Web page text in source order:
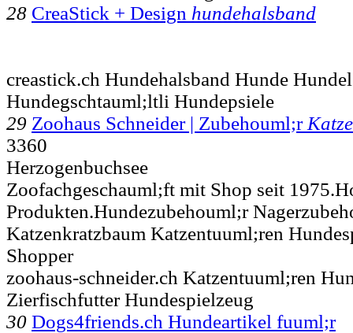
28 CreaStick + Design hundehalsband
creastick.ch Hundehalsband Hunde
Hundegschtauml;ltli Hundepsiele
29 Zoohaus Schneider | Zubehouml;r
3360
Herzogenbuchsee
Zoofachgeschauml;ft mit Shop seit
Produkten.Hundezubehouml;r
Katzenkratzbaum Katzentuuml;ren
Shopper
zoohaus-schneider.ch Katzentuuml;ren
Zierfischfutter Hundespielzeug
30 Dogs4friends.ch Hundeartikel fuuml;r